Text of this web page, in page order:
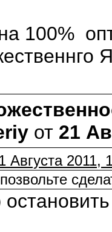
100%
от 21
Августа 2011,